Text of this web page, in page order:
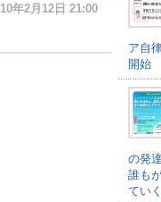
年2月12日 21:00
ア自
開始
の発
誰も
てい